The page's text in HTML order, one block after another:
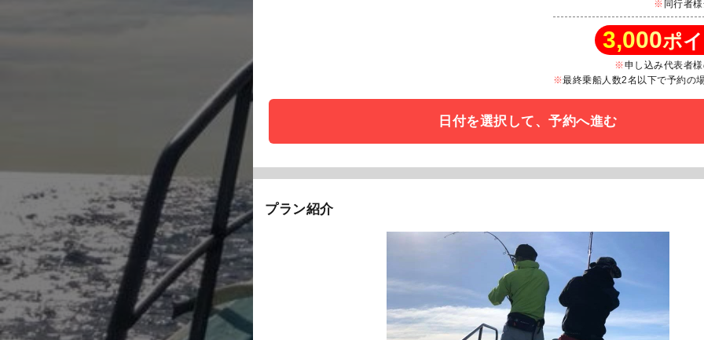
同行者
3,000ポ
申し込み代表者
最終乗船人数2名以下で予約の
日付を選択して、予約へ進む
プラン紹介